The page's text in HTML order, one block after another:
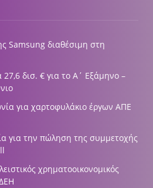
Samsung διαθέσιμη στη
δισ. € για το Α΄ Εξάμηνο –
για χαρτοφυλάκιο έργων ΑΠΕ
για την πώληση της συμμετοχής
χρηματοοικονομικός